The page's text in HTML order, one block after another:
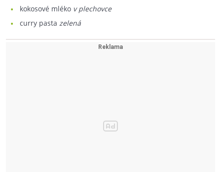
kokosové mléko v plechovce
curry pasta zelená